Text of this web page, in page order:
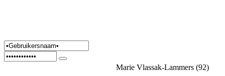
Marie Vlassak-Lammers (92)